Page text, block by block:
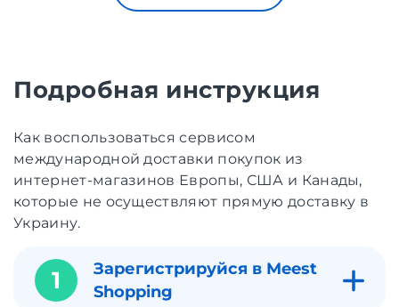
Подробная инструкция
Как воспользоваться сервисом
международной доставки покупок из
интернет-магазинов Европы, США и Канады,
которые не осуществляют прямую доставку в
Украину.
1
Зарегистрируйся в Meest
Shopping